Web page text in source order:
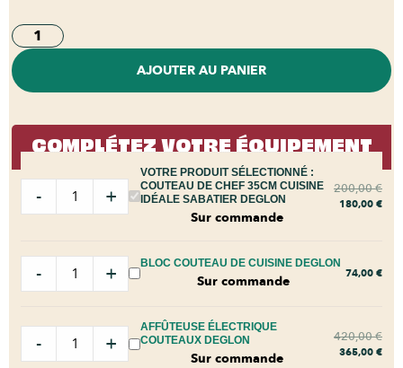
AJOUTER AU PANIER
COMPLÉTEZ VOTRE ÉQUIPEMENT
VOTRE PRODUIT SÉLECTIONNÉ :
COUTEAU DE CHEF 35CM CUISINE
IDÉALE SABATIER DEGLON
Sur commande
- + 200,00€
180,00 €
BLOC COUTEAU DE CUISINE DEGLON
Sur commande
- + 74,00 €
AFFÛTEUSE ÉLECTRIQUE
COUTEAUX DEGLON
Sur commande
- + 420,00€
365,00 €